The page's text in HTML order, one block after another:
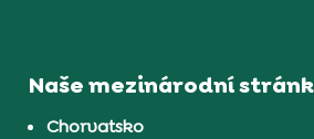
Naše mezinárodní
Chorvatsko